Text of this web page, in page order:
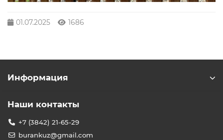
01.07.2025 1686
Информация
Наши контакты
+7 (3842) 21-65-29
burankuz@gmail.com